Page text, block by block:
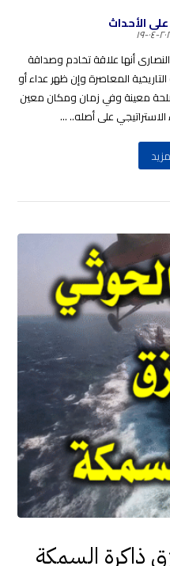
الأحداث
١٩
أنها علاقة تخادم وصداقة
المعاصرة وإن ظهر عداء أو
معينة وفي زمان ومكان معين
الاستراتيجي على أصله.. ...
ذاكرة السمكة